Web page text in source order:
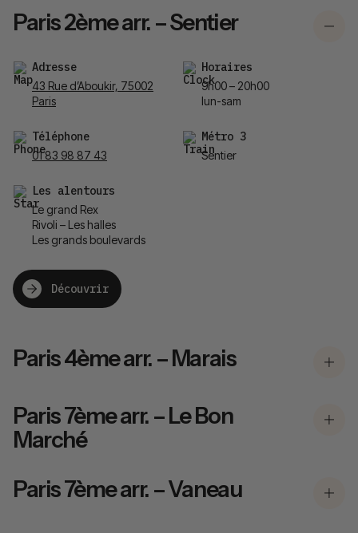
Paris 2ème arr. – Sentier
Adresse
43 Rue d’Aboukir, 75002
Paris
Horaires
9h00 – 20h00
lun-sam
Téléphone
01 83 98 87 43
Métro 3
Sentier
Les alentours
Le grand Rex
Rivoli – Les halles
Les grands boulevards
Découvrir
Paris 4ème arr. – Marais
Paris 7ème arr. – Le Bon
Marché
Paris 7ème arr. – Vaneau